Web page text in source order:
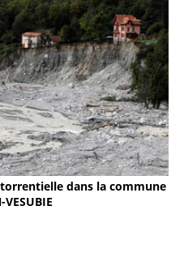
dans la commune